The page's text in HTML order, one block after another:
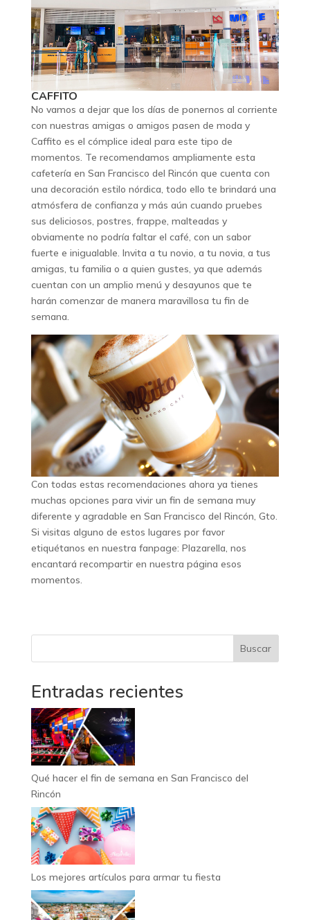
CAFFITO
No vamos a dejar que los días de ponernos al corriente
con nuestras amigas o amigos pasen de moda y
Caffito es el cómplice ideal para este tipo de
momentos. Te recomendamos ampliamente esta
cafetería en San Francisco del Rincón que cuenta con
una decoración estilo nórdica, todo ello te brindará una
atmósfera de confianza y más aún cuando pruebes
sus deliciosos, postres, frappe, malteadas y
obviamente no podría faltar el café, con un sabor
fuerte e inigualable. Invita a tu novio, a tu novia, a tus
amigas, tu familia o a quien gustes, ya que además
cuentan con un amplio menú y desayunos que te
harán comenzar de manera maravillosa tu fin de
semana.
Con todas estas recomendaciones ahora ya tienes
muchas opciones para vivir un fin de semana muy
diferente y agradable en San Francisco del Rincón, Gto.
Si visitas alguno de estos lugares por favor
etiquétanos en nuestra fanpage: Plazarella, nos
encantará recompartir en nuestra página esos
momentos.
Buscar
Entradas recientes
Qué hacer el fin de semana en San Francisco del
Rincón
Los mejores artículos para armar tu fiesta